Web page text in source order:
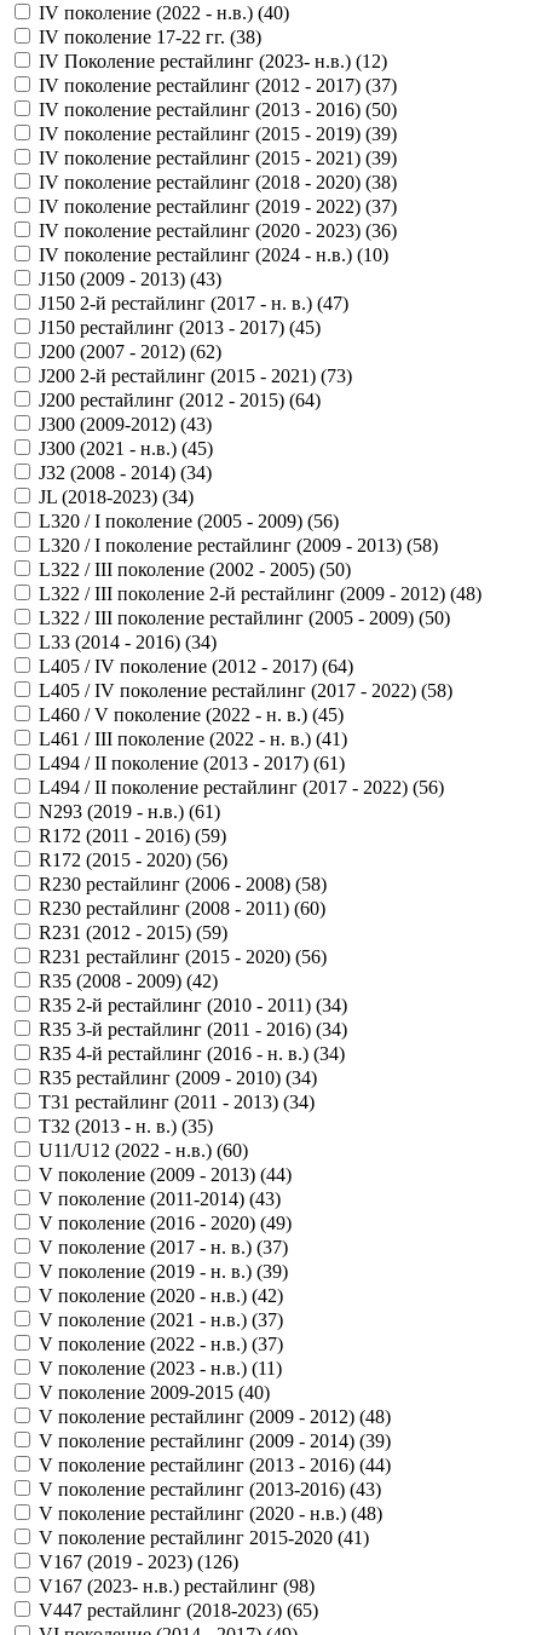
IV поколение (2022 - н.в.) (40)
IV поколение 17-22 гг. (38)
IV Поколение рестайлинг (2023- н.в.) (12)
IV поколение рестайлинг (2012 - 2017) (37)
IV поколение рестайлинг (2013 - 2016) (50)
IV поколение рестайлинг (2015 - 2019) (39)
IV поколение рестайлинг (2015 - 2021) (39)
IV поколение рестайлинг (2018 - 2020) (38)
IV поколение рестайлинг (2019 - 2022) (37)
IV поколение рестайлинг (2020 - 2023) (36)
IV поколение рестайлинг (2024 - н.в.) (10)
J150 (2009 - 2013) (43)
J150 2-й рестайлинг (2017 - н. в.) (47)
J150 рестайлинг (2013 - 2017) (45)
J200 (2007 - 2012) (62)
J200 2-й рестайлинг (2015 - 2021) (73)
J200 рестайлинг (2012 - 2015) (64)
J300 (2009-2012) (43)
J300 (2021 - н.в.) (45)
J32 (2008 - 2014) (34)
JL (2018-2023) (34)
L320 / I поколение (2005 - 2009) (56)
L320 / I поколение рестайлинг (2009 - 2013) (58)
L322 / III поколение (2002 - 2005) (50)
L322 / III поколение 2-й рестайлинг (2009 - 2012) (48)
L322 / III поколение рестайлинг (2005 - 2009) (50)
L33 (2014 - 2016) (34)
L405 / IV поколение (2012 - 2017) (64)
L405 / IV поколение рестайлинг (2017 - 2022) (58)
L460 / V поколение (2022 - н. в.) (45)
L461 / III поколение (2022 - н. в.) (41)
L494 / II поколение (2013 - 2017) (61)
L494 / II поколение рестайлинг (2017 - 2022) (56)
N293 (2019 - н.в.) (61)
R172 (2011 - 2016) (59)
R172 (2015 - 2020) (56)
R230 рестайлинг (2006 - 2008) (58)
R230 рестайлинг (2008 - 2011) (60)
R231 (2012 - 2015) (59)
R231 рестайлинг (2015 - 2020) (56)
R35 (2008 - 2009) (42)
R35 2-й рестайлинг (2010 - 2011) (34)
R35 3-й рестайлинг (2011 - 2016) (34)
R35 4-й рестайлинг (2016 - н. в.) (34)
R35 рестайлинг (2009 - 2010) (34)
T31 рестайлинг (2011 - 2013) (34)
T32 (2013 - н. в.) (35)
U11/U12 (2022 - н.в.) (60)
V поколение (2009 - 2013) (44)
V поколение (2011-2014) (43)
V поколение (2016 - 2020) (49)
V поколение (2017 - н. в.) (37)
V поколение (2019 - н. в.) (39)
V поколение (2020 - н.в.) (42)
V поколение (2021 - н.в.) (37)
V поколение (2022 - н.в.) (37)
V поколение (2023 - н.в.) (11)
V поколение 2009-2015 (40)
V поколение рестайлинг (2009 - 2012) (48)
V поколение рестайлинг (2009 - 2014) (39)
V поколение рестайлинг (2013 - 2016) (44)
V поколение рестайлинг (2013-2016) (43)
V поколение рестайлинг (2020 - н.в.) (48)
V поколение рестайлинг 2015-2020 (41)
V167 (2019 - 2023) (126)
V167 (2023- н.в.) рестайлинг (98)
V447 рестайлинг (2018-2023) (65)